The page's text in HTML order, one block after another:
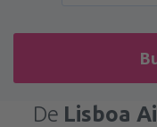
De Lisboa